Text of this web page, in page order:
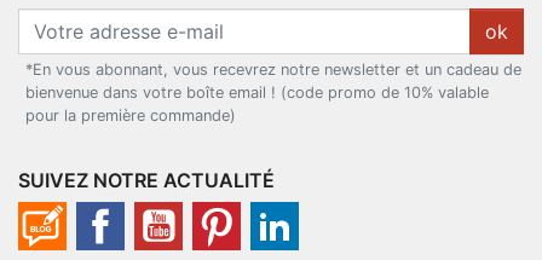
ok
*En vous abonnant, vous recevrez notre newsletter et un cadeau de
bienvenue dans votre boîte email ! (code promo de 10% valable
pour la première commande)
SUIVEZ NOTRE ACTUALITÉ